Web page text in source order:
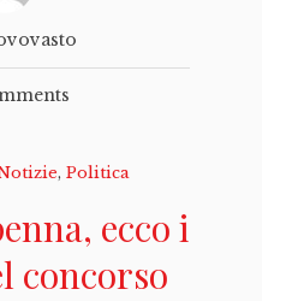
, Politica
ecco i
concorso